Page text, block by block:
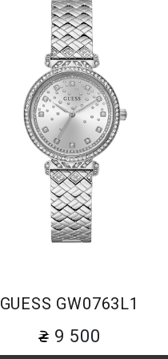
GUESS GW0763L1
9 500